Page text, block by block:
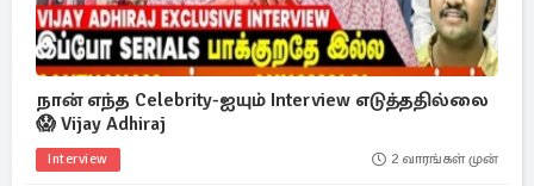
நான் எந்த Celebrity-ஐயும் Interview எடுத்ததில்லை
😱 Vijay Adhiraj
Interview 2 வாரங்கள் முன்